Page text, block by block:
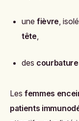
une fièvre ,
tête
des
Les femmes
patients